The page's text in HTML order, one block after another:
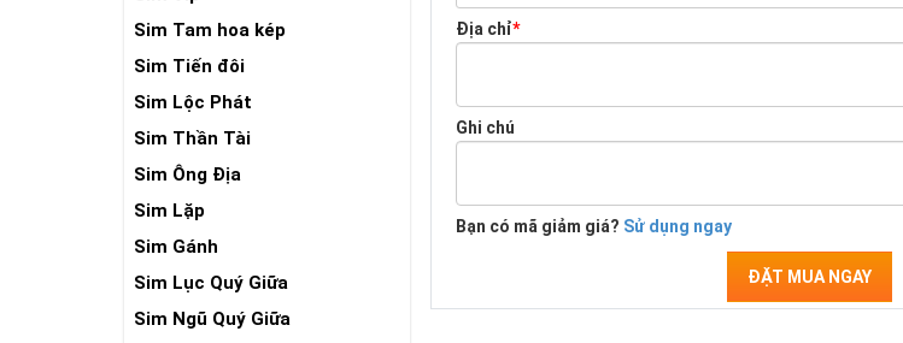
Sim Tam hoa kép
Sim Tiến đôi
Sim Lộc Phát
Sim Thần Tài
Sim Ông Địa
Sim Lặp
Sim Gánh
Sim Lục Quý Giữa
Sim Ngũ Quý Giữa
Địa chỉ*
Ghi chú
Bạn có mã giảm giá? Sử dụng ngay
ĐẶT MUA NGAY